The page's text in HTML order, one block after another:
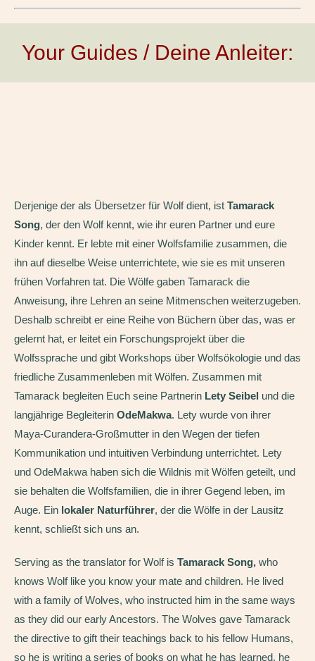
Your Guides / Deine Anleiter:
Derjenige der als Übersetzer für Wolf dient, ist Tamarack
Song, der den Wolf kennt, wie ihr euren Partner und eure
Kinder kennt. Er lebte mit einer Wolfsfamilie zusammen, die
ihn auf dieselbe Weise unterrichtete, wie sie es mit unseren
frühen Vorfahren tat. Die Wölfe gaben Tamarack die
Anweisung, ihre Lehren an seine Mitmenschen weiterzugeben.
Deshalb schreibt er eine Reihe von Büchern über das, was er
gelernt hat, er leitet ein Forschungsprojekt über die
Wolfssprache und gibt Workshops über Wolfsökologie und das
friedliche Zusammenleben mit Wölfen. Zusammen mit
Tamarack begleiten Euch seine Partnerin Lety Seibel und die
langjährige Begleiterin OdeMakwa. Lety wurde von ihrer
Maya-Curandera-Großmutter in den Wegen der tiefen
Kommunikation und intuitiven Verbindung unterrichtet. Lety
und OdeMakwa haben sich die Wildnis mit Wölfen geteilt, und
sie behalten die Wolfsfamilien, die in ihrer Gegend leben, im
Auge. Ein lokaler Naturführer, der die Wölfe in der Lausitz
kennt, schließt sich uns an.
Serving as the translator for Wolf is Tamarack Song, who
knows Wolf like you know your mate and children. He lived
with a family of Wolves, who instructed him in the same ways
as they did our early Ancestors. The Wolves gave Tamarack
the directive to gift their teachings back to his fellow Humans,
so he is writing a series of books on what he has learned, he